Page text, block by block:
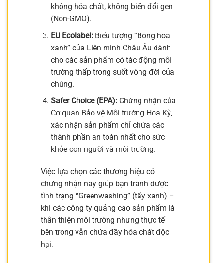
không hóa chất, không biến đổi gen
(Non-GMO).
EU Ecolabel:Biểu tượng “Bông hoa
xanh” của Liên minh Châu Âu dành
cho các sản phẩm có tác động môi
trường thấp trong suốt vòng đời của
chúng.
Safer Choice (EPA):Chứng nhận của
Cơ quan Bảo vệ Môi trường Hoa Kỳ,
xác nhận sản phẩm chỉ chứa các
thành phần an toàn nhất cho sức
khỏe con người và môi trường.
Việc lựa chọn các thương hiệu có
chứng nhận này giúp bạn tránh được
tình trạng “Greenwashing” (tẩy xanh) –
khi các công ty quảng cáo sản phẩm là
thân thiện môi trường nhưng thực tế
bên trong vẫn chứa đầy hóa chất độc
hại.